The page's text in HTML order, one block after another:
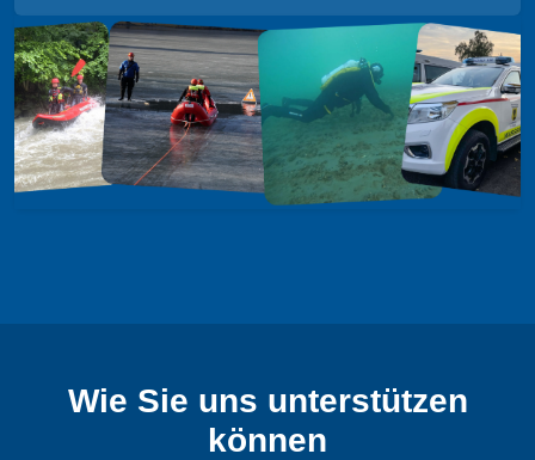
Wie Sie uns unterstützen
können